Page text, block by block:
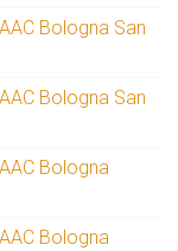
Bologna San
Bologna San
Bologna
Bologna